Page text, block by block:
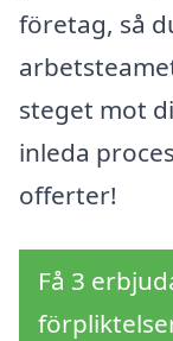
företag, så
steget mot
inleda
offerter!
Få 3